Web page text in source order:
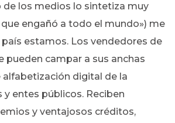
de los medios lo sintetiza muy
que engañó a todo el mundo») me
estamos. Los vendedores de
pueden campar a sus anchas
alfabetización digital de la
entes públicos. Reciben
y ventajosos créditos,